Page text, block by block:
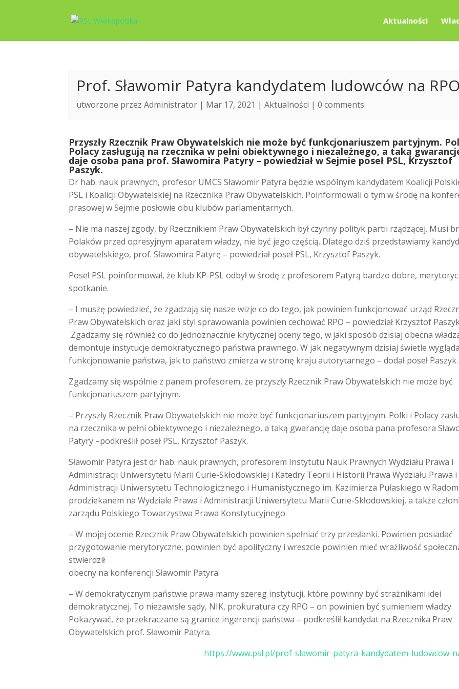
Aktualności
Prof. Sławomir Patyra kandydatem ludowców na RPO
utworzone przezAdministrator | Mar 17, 2021 |Aktualności |0 comments
Przyszły Rzecznik Praw Obywatelskich nie może być funkcjonariuszem partyjnym.
Polacy zasługują na rzecznika w pełni obiektywnego i niezależnego, a taką
daje osoba pana prof. Sławomira Patyry – powiedział w Sejmie poseł PSL, Krzysztof
Paszyk.
Dr hab. nauk prawnych, profesor UMCS Sławomir Patyra będzie wspólnym kandydatem Koalicji
PSL i Koalicji Obywatelskiej na Rzecznika Praw Obywatelskich. Poinformowali o tym w środę na
prasowej w Sejmie posłowie obu klubów parlamentarnych.
– Nie ma naszej zgody, by Rzecznikiem Praw Obywatelskich był czynny polityk partii rządzącej. Musi
Polaków przed opresyjnym aparatem władzy, nie być jego częścią. Dlatego dziś przedstawiamy
obywatelskiego, prof. Sławomira Patyrę – powiedział poseł PSL, Krzysztof Paszyk.
Poseł PSL poinformował, że klub KP-PSL odbył w środę z profesorem Patyrą bardzo dobre,
spotkanie.
– I muszę powiedzieć, że zgadzają się nasze wizje co do tego, jak powinien funkcjonować urząd
Praw Obywatelskich oraz jaki styl sprawowania powinien cechować RPO – powiedział Krzysztof
Zgadzamy się również co do jednoznacznie krytycznej oceny tego, w jaki sposób dzisiaj obecna
demontuje instytucje demokratycznego państwa prawnego. W jak negatywnym dzisiaj świetle wygląda
funkcjonowanie państwa, jak to państwo zmierza w stronę kraju autorytarnego – dodał poseł Paszyk.
Zgadzamy się wspólnie z panem profesorem, że przyszły Rzecznik Praw Obywatelskich nie może być
funkcjonariuszem partyjnym.
– Przyszły Rzecznik Praw Obywatelskich nie może być funkcjonariuszem partyjnym. Polki i Polacy
na rzecznika w pełni obiektywnego i niezależnego, a taką gwarancję daje osoba pana profesora
Patyry –podkreślił poseł PSL, Krzysztof Paszyk.
Sławomir Patyra jest dr hab. nauk prawnych, profesorem Instytutu Nauk Prawnych Wydziału Prawa i
Administracji Uniwersytetu Marii Curie-Skłodowskiej i Katedry Teorii i Historii Prawa Wydziału Prawa i
Administracji Uniwersytetu Technologicznego i Humanistycznego im. Kazimierza Pułaskiego w
prodziekanem na Wydziale Prawa i Administracji Uniwersytetu Marii Curie-Skłodowskiej, a także
zarządu Polskiego Towarzystwa Prawa Konstytucyjnego.
–W mojej ocenie Rzecznik Praw Obywatelskich powinien spełniać trzy przesłanki. Powinien posiadać
przygotowanie merytoryczne, powinien być apolityczny i wreszcie powinien mieć wrażliwość
stwierdził
obecny na konferencji Sławomir Patyra.
– W demokratycznym państwie prawa mamy szereg instytucji, które powinny być strażnikami idei
demokratycznej. To niezawisłe sądy, NIK, prokuratura czy RPO – on powinien być sumieniem władzy.
Pokazywać, że przekraczane są granice ingerencji państwa – podkreślił kandydat na Rzecznika Praw
Obywatelskich prof. Sławomir Patyra.
https://www.psl.pl/prof-slawomir-patyra-kandydatem-ludowcow-